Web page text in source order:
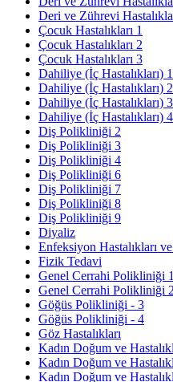
Deri ve Zührevi
Çocuk Hastalıkları 1
Çocuk Hastalıkları 2
Çocuk Hastalıkları 3
Dahiliye (İç Hastalıkları) 1
Dahiliye (İç Hastalıkları) 2
Dahiliye (İç Hastalıkları) 3
Dahiliye (İç Hastalıkları) 4
Diş Polikliniği 2
Diş Polikliniği 3
Diş Polikliniği 4
Diş Polikliniği 6
Diş Polikliniği 7
Diş Polikliniği 8
Diş Polikliniği 9
Diyaliz
Enfeksiyon Hastalıkları
Fizik Tedavi
Genel Cerrahi Polikliniği 1
Genel Cerrahi Polikliniği 2
Göğüs Polikliniği - 3
Göğüs Polikliniği - 4
Göz Hastalıkları
Kadın Doğum ve
Kadın Doğum ve
Kadın Doğum ve